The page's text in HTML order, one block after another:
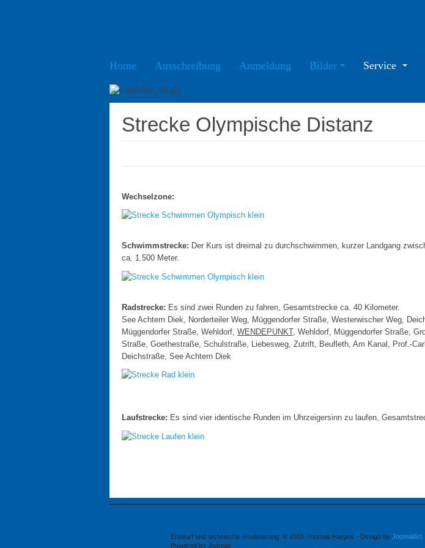
Home Ausschreibung Anmeldung Bilder Service
Strecke Olympische Distanz
Wechselzone:
Schwimmstrecke: Der Kurs ist dreimal zu durchschwimmen, kurzer Landgang
ca. 1.500 Meter.
Radstrecke: Es sind zwei Runden zu fahren, Gesamtstrecke ca. 40 Kilometer.
See Achtern Diek, Norderteiler Weg, Müggendorfer Straße, Westerwischer Weg,
Müggendorfer Straße, Wehldorf, WENDEPUNKT, Wehldorf, Müggendorfer Straße,
Straße, Goethestraße, Schulstraße, Liebesweg, Zutrift, Beufleth, Am Kanal, Prof.-
Deichstraße, See Achtern Diek
Laufstrecke: Es sind vier identische Runden im Uhrzeigersinn zu laufen,
Entwurf und technische Realisierung: © 2015 Thomas Hargus · Design by JoomalArt
Powered by Joomla!